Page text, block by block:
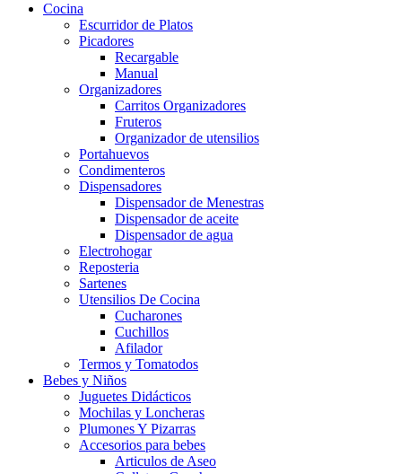
Cocina
Escurridor de Platos
Picadores
Recargable
Manual
Organizadores
Carritos Organizadores
Fruteros
Organizador de utensilios
Portahuevos
Condimenteros
Dispensadores
Dispensador de Menestras
Dispensador de aceite
Dispensador de agua
Electrohogar
Reposteria
Sartenes
Utensilios De Cocina
Cucharones
Cuchillos
Afilador
Termos y Tomatodos
Bebes y Niños
Juguetes Didácticos
Mochilas y Loncheras
Plumones Y Pizarras
Accesorios para bebes
Articulos de Aseo